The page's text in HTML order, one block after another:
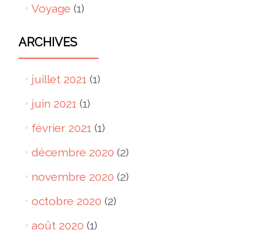
Voyage (1)
ARCHIVES
juillet 2021 (1)
juin 2021 (1)
février 2021 (1)
décembre 2020 (2)
novembre 2020 (2)
octobre 2020 (2)
août 2020 (1)